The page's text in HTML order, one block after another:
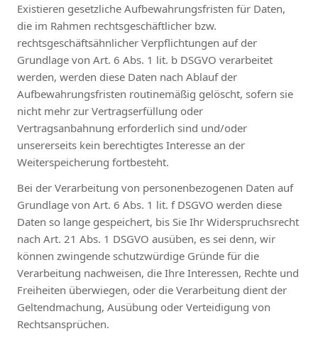
Existieren gesetzliche Aufbewahrungsfristen für Daten,
die im Rahmen rechtsgeschäftlicher bzw.
rechtsgeschäftsähnlicher Verpflichtungen auf der
Grundlage von Art. 6 Abs. 1 lit. b DSGVO verarbeitet
werden, werden diese Daten nach Ablauf der
Aufbewahrungsfristen routinemäßig gelöscht, sofern sie
nicht mehr zur Vertragserfüllung oder
Vertragsanbahnung erforderlich sind und/oder
unsererseits kein berechtigtes Interesse an der
Weiterspeicherung fortbesteht.
Bei der Verarbeitung von personenbezogenen Daten auf
Grundlage von Art. 6 Abs. 1 lit. f DSGVO werden diese
Daten so lange gespeichert, bis Sie Ihr Widerspruchsrecht
nach Art. 21 Abs. 1 DSGVO ausüben, es sei denn, wir
können zwingende schutzwürdige Gründe für die
Verarbeitung nachweisen, die Ihre Interessen, Rechte und
Freiheiten überwiegen, oder die Verarbeitung dient der
Geltendmachung, Ausübung oder Verteidigung von
Rechtsansprüchen.